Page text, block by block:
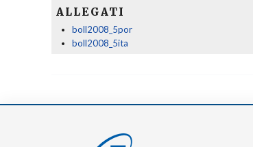
ALLEGATI
boll2008_5por
boll2008_5ita